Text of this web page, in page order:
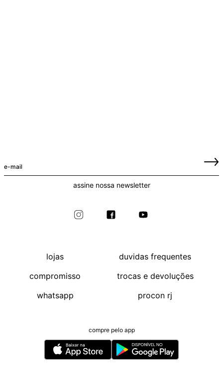
assine nossa newsletter
lojas
compromisso
whatsapp
duvidas frequentes
trocas e devoluções
procon rj
compre pelo app